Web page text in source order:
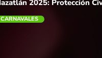
2025: Protección
CARNAVALES